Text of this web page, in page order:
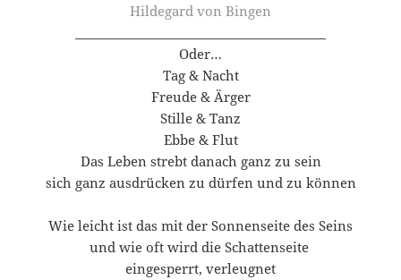
Hildegard von Bingen
Oder…
Tag & Nacht
Freude & Ärger
Stille & Tanz
Ebbe & Flut
Das Leben strebt danach ganz zu sein
sich ganz ausdrücken zu dürfen und zu können
Wie leicht ist das mit der Sonnenseite des Seins
und wie oft wird die Schattenseite
eingesperrt, verleugnet